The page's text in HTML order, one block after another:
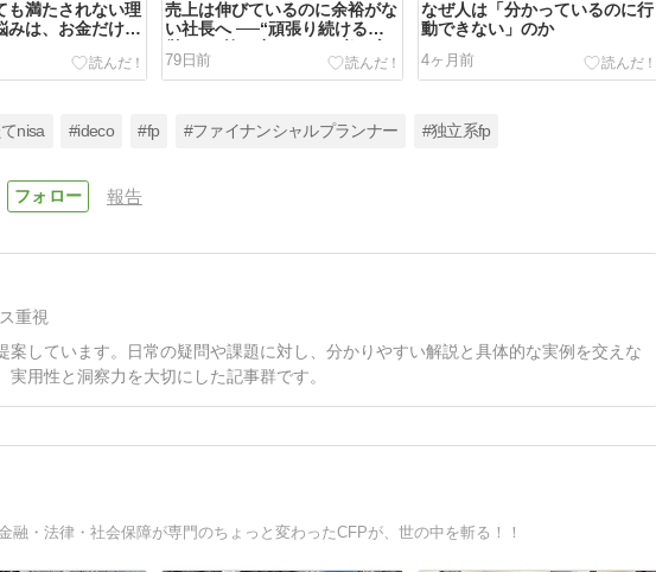
も満たされない理
みは、お金だけで
売上は伸びているのに余裕がな
い社長へ ──“頑張り続ける経
営”から抜け出すための考え方”
79日前
なぜ人は「分かっているのに行
動できない」のか
4ヶ月前
nisa #ideco #fp #ファイナンシャルプランナー #独立系fp
報告
重視
しています。日常の疑問や課題に対し、分かりやすい解説と具体的な実例を交えな
用性と洞察力を大切にした記事群です。
融・法律・社会保障が専門のちょっと変わったCFPが、世の中を斬る！！